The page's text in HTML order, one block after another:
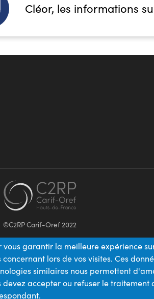
Cléor, les informations
©C2RP Carif-Oref 2022
vous garantir la meilleure expérience
concernant lors de vos visites. Ces
similaires nous permettent
devez accepter ou refuser le traitement